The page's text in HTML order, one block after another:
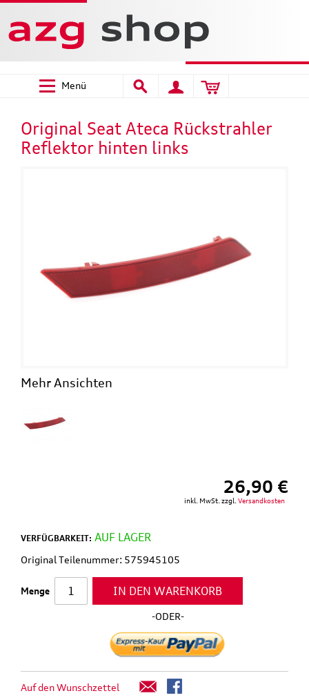
Menü
Original Seat Ateca Rückstrahler
Reflektor hinten links
Mehr Ansichten
26,90 €
inkl. MwSt. zzgl. Versandkosten
VERFÜGBARKEIT: AUF LAGER
Original Teilenummer: 575945105
Menge IN DEN WARENKORB
-ODER-
Auf den Wunschzettel